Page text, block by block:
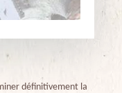
définitivement la